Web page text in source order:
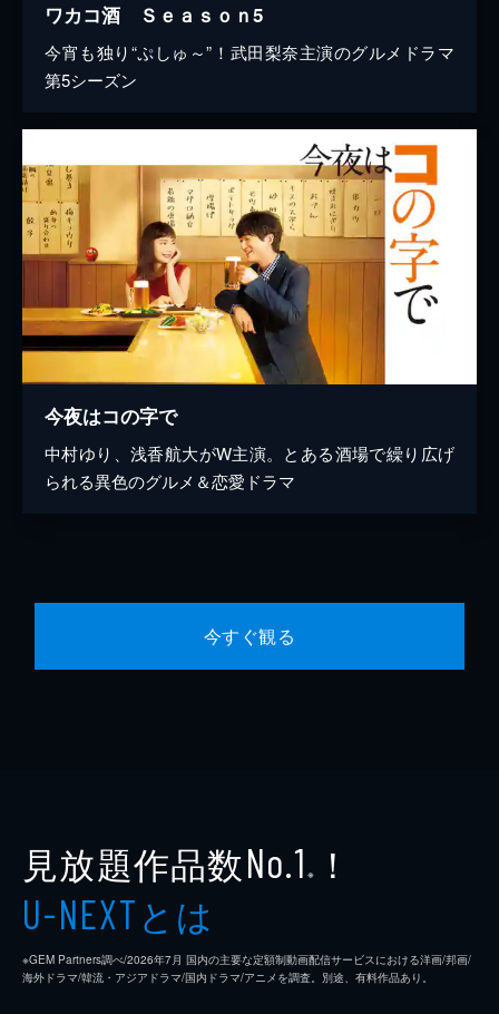
ワカコ酒 Ｓｅａｓｏｎ5
今宵も独り“ぷしゅ～”！武田梨奈主演のグルメドラマ
第5シーズン
今夜はコの字で
中村ゆり、浅香航大がW主演。とある酒場で繰り広げ
られる異色のグルメ＆恋愛ドラマ
今すぐ観る
見放題作品数No.1 ※ ！
U-NEXTとは
※GEM Partners調べ/2026年7⽉ 国内の主要な定額制動画配信サービスにおける洋画/邦画/
海外ドラマ/韓流・アジアドラマ/国内ドラマ/アニメを調査。別途、有料作品あり。